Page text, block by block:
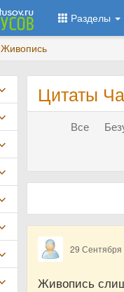
Разделы
Живопись
Цитаты
Все
29 Сентября
Живопись